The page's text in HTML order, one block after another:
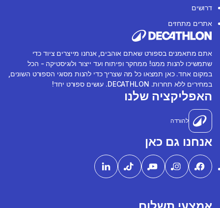
דרושים
אתרים מתחזים
אתם מתאמנים בספורט שאתם אוהבים, אנחנו מייצרים ציוד כדי
שתמשיכו להנות ממנו! ממחקר ופיתוח ועד ייצור ולוגיסטיקה - הכל
במקום אחד. כאן תמצאו כל מה שצריך כדי להנות מסוגי הספורט השונים,
במחירים ללא תחרות. DECATHLON. עושים ספורט יחד!
האפליקציה שלנו
להורדה
אנחנו גם כאן